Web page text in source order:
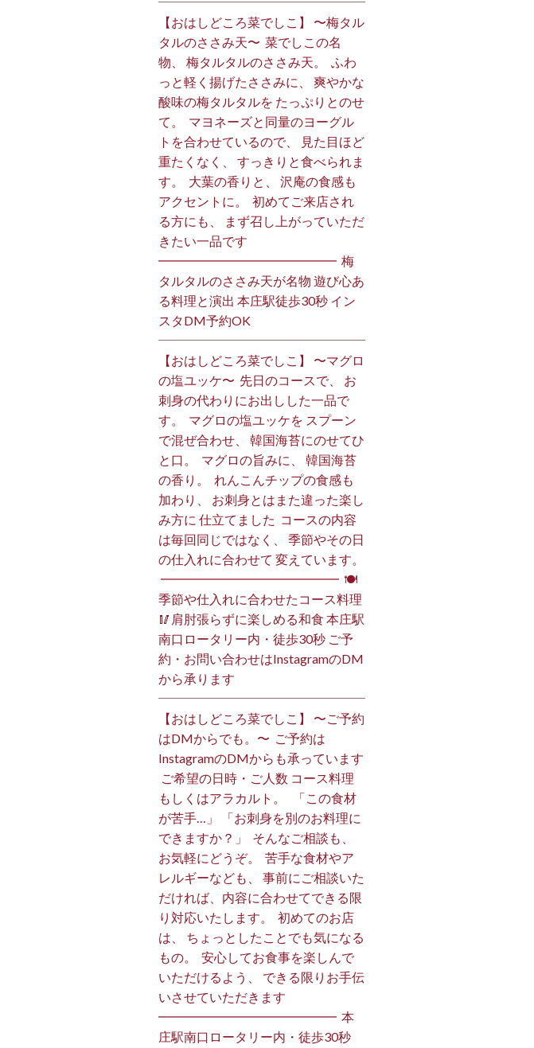
【おはしどころ菜でしこ】 〜梅タル
タルのささみ天〜 ⁡ 菜でしこの名
物、 梅タルタルのささみ天。 ⁡ ふわ
っと軽く揚げたささみに、 爽やかな
酸味の梅タルタルを たっぷりとのせ
て。 ⁡ マヨネーズと同量のヨーグル
トを合わせているので、 見た目ほど
重たくなく、 すっきりと食べられま
す。 ⁡ 大葉の香りと、 沢庵の食感も
アクセントに。 ⁡ 初めてご来店され
る方にも、 まず召し上がっていただ
きたい一品です️ ⁡
━━━━━━━━━━━━━━ ⁡ 梅
タルタルのささみ天が名物 遊び心あ
る料理と演出 本庄駅徒歩30秒 イン
スタDM予約OK ⁡
【おはしどころ菜でしこ】 〜マグロ
の塩ユッケ〜 ⁡ 先日のコースで、 お
刺身の代わりにお出しした一品で
す。 ⁡ マグロの塩ユッケを スプーン
で混ぜ合わせ、 韓国海苔にのせてひ
と口。 ⁡ マグロの旨みに、 韓国海苔
の香り。 ⁡ れんこんチップの食感も
加わり、 お刺身とはまた違った楽し
み方に 仕立てました️ ⁡ コースの内容
は毎回同じではなく、 季節やその日
の仕入れに合わせて 変えています。
⁡ ━━━━━━━━━━━━━━ ⁡ 🍽
季節や仕入れに合わせたコース料理
🥢肩肘張らずに楽しめる和食 本庄駅
南口ロータリー内・徒歩30秒 ご予
約・お問い合わせはInstagramのDM
から承ります ⁡
【おはしどころ菜でしこ】 〜ご予約
はDMからでも。〜 ⁡ ご予約は
InstagramのDMからも承っています
⁡ ご希望の日時・ご人数 コース料理
もしくはアラカルト。 ⁡ ⁡ 「この食材
が苦手…」 「お刺身を別のお料理に
できますか？」 ⁡ そんなご相談も、
お気軽にどうぞ。 ⁡ 苦手な食材やア
レルギーなども、 事前にご相談いた
だければ、内容に合わせてできる限
り対応いたします。 ⁡ 初めてのお店
は、 ちょっとしたことでも気になる
もの。 ⁡ 安心してお食事を楽しんで
いただけるよう、 できる限りお手伝
いさせていただきます️ ⁡
━━━━━━━━━━━━━━ ⁡ 本
庄駅南口ロータリー内・徒歩30秒